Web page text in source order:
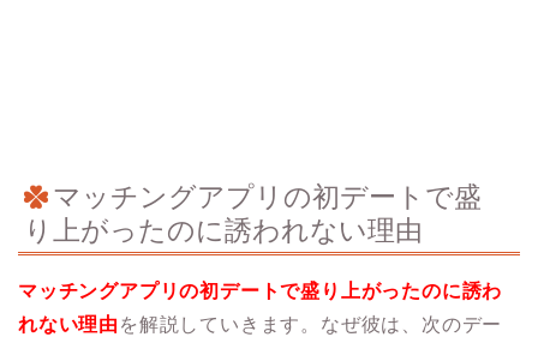
マッチングアプリの初デートで盛
り上がったのに誘われない理由
マッチングアプリの初デートで盛り上がったのに誘わ
れない理由 を解説していきます。なぜ彼は、次のデー